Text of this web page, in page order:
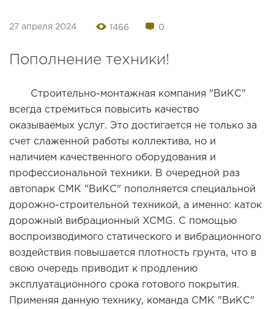
27 апреля 2024 1466 0
Пополнение техники!
Строительно-монтажная компания "ВиКС"
всегда стремиться повысить качество
оказываемых услуг. Это достигается не только за
счет слаженной работы коллектива, но и
наличием качественного оборудования и
профессиональной техники. В очередной раз
автопарк СМК "ВиКС" пополняется специальной
дорожно-строительной техникой, а именно: каток
дорожный вибрационный XCMG. С помощью
воспроизводимого статического и вибрационного
воздействия повышается плотность грунта, что в
свою очередь приводит к продлению
эксплуатационного срока готового покрытия.
Применяя данную технику, команда СМК "ВиКС"